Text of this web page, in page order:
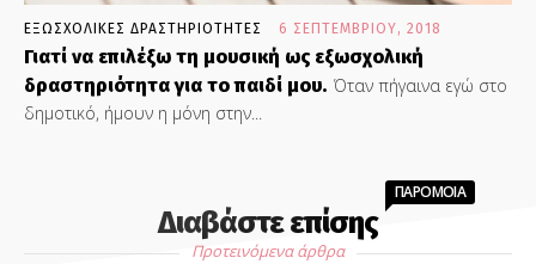
ΕΞΩΣΧΟΛΙΚΕΣ ΔΡΑΣΤΗΡΙΟΤΗΤΕΣ 6 ΣΕΠΤΕΜΒΡΊΟΥ, 2018
Γιατί να επιλέξω τη μουσική ως εξωσχολική
δραστηριότητα για το παιδί μου. Όταν πήγαινα εγώ στο
δημοτικό, ήμουν η μόνη στην...
Διαβάστε επίσης
ΠΑΡΟΜΟΙΑ
Προτεινόμενα άρθρα